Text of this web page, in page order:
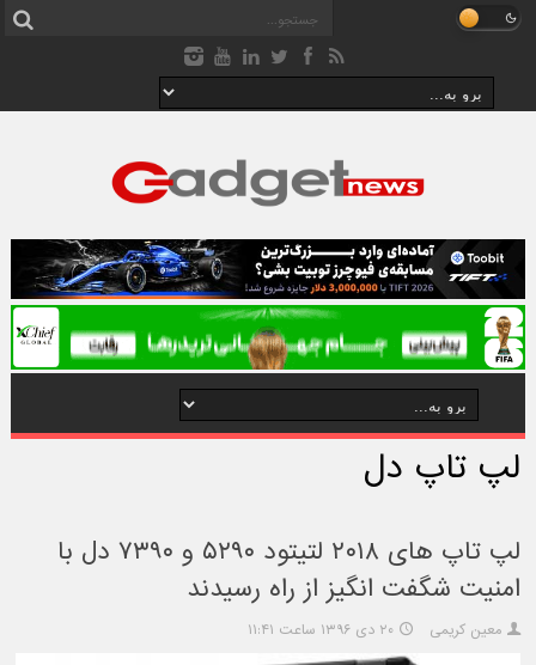
لپ تاپ دل
لپ تاپ های ۲۰۱۸ لتیتود ۵۲۹۰ و ۷۳۹۰ دل با
امنیت شگفت انگیز از راه رسیدند
معین کریمی ۲۰ دی ۱۳۹۶ ساعت ۱۱:۴۱